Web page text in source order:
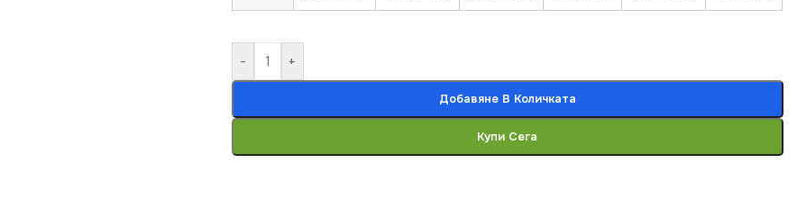
- +
Добавяне В Количката
Купи Сега